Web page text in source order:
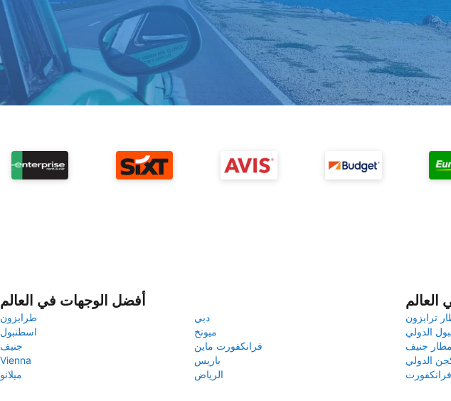
أفضل الوجهات في العالم
طرابزون
دبي
اسطنبول
ميونخ
جنيف
فرانكفورت ماين
Vienna
باريس
ميلانو
الرياض
ترابزون
الدولي
مطار جنيف
الدولي